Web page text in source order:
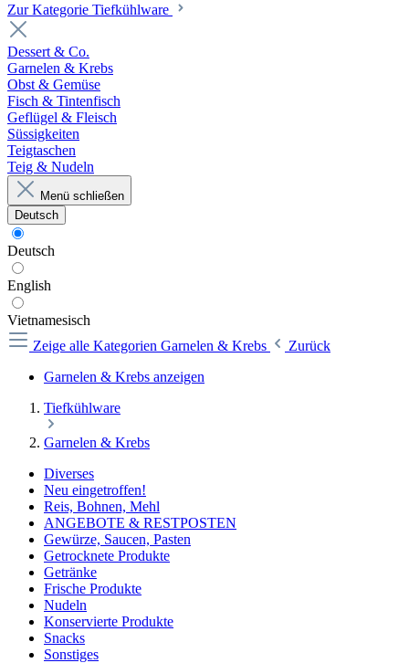
Zur Kategorie Tiefkühlware
Dessert & Co.
Garnelen & Krebs
Obst & Gemüse
Fisch & Tintenfisch
Geflügel & Fleisch
Süssigkeiten
Teigtaschen
Teig & Nudeln
Menü schließen
Deutsch
Deutsch
English
Vietnamesisch
Zeige alle Kategorien Garnelen & Krebs
Zurück
Garnelen & Krebs anzeigen
Tiefkühlware
Garnelen & Krebs
Diverses
Neu eingetroffen!
Reis, Bohnen, Mehl
ANGEBOTE & RESTPOSTEN
Gewürze, Saucen, Pasten
Getrocknete Produkte
Getränke
Frische Produkte
Nudeln
Konservierte Produkte
Snacks
Sonstiges